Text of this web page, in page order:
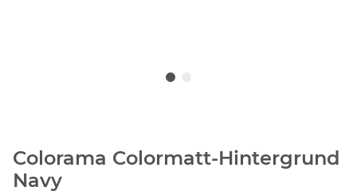
Colorama Colormatt-Hintergrund
Navy